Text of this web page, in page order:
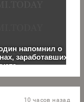
10 часов назад